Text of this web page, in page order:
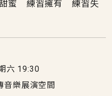
蜜 練習擁有 練習失
六 19:30
音樂展演空間